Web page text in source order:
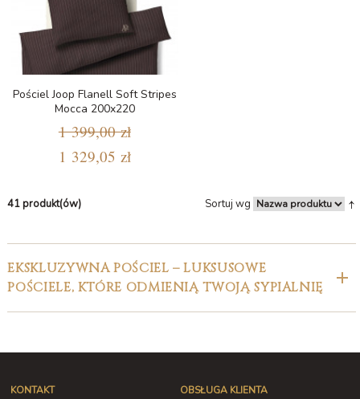
Pościel Joop Flanell Soft Stripes
Mocca 200x220
1 399,00 zł
1 329,05 zł
41 produkt(ów) Sortuj wg
EKSKLUZYWNA POŚCIEL – LUKSUSOWE
POŚCIELE, KTÓRE ODMIENIĄ TWOJĄ SYPIALNIĘ
KONTAKT
OBSŁUGA KLIENTA